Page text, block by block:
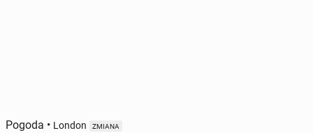
Pogoda • London ZMIANA